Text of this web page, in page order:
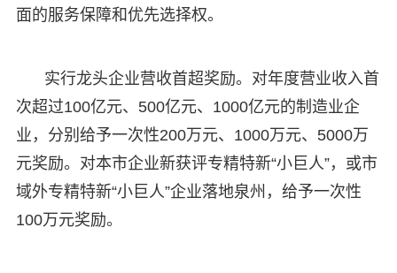
面的服务保障和优先选择权。
实行龙头企业营收首超奖励。对年度营业收入首
次超过100亿元、500亿元、1000亿元的制造业企
业，分别给予一次性200万元、1000万元、5000万
元奖励。对本市企业新获评专精特新“小巨人”，或市
域外专精特新“小巨人”企业落地泉州，给予一次性
100万元奖励。